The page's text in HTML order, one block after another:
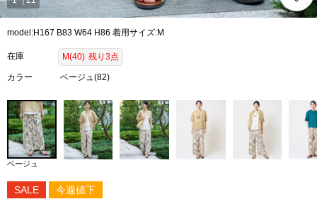
model:H167 B83 W64 H86 着用サイズ:M
在庫 M(40) 残り3点
カラー ベージュ(82)
ベージュ
SALE 今週値下